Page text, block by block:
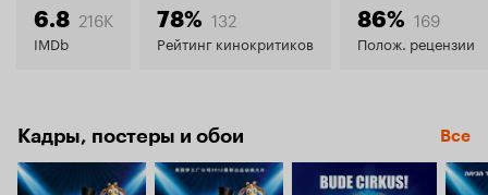
7.4
6.8 216K
IMDb
78% 132
Рейтинг кинокритиков
86% 169
Полож. рецензии
Кадры, постеры и обои Все